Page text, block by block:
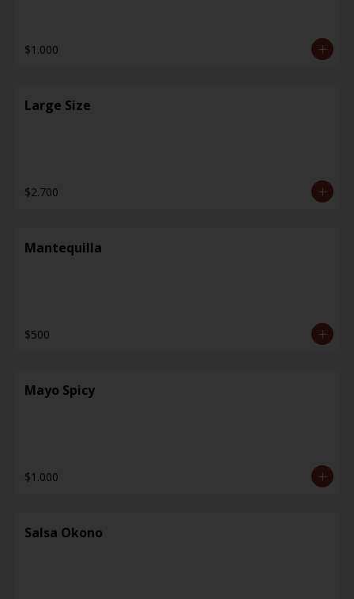
$1.000
Large Size
$2.700
Mantequilla
$500
Mayo Spicy
$1.000
Salsa Okono